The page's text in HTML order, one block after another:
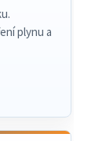
plynu a